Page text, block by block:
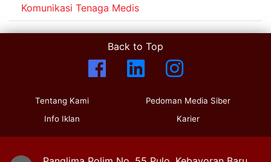
Komunikasi Tenaga Medis
Back to Top
Tentang Kami
Info Iklan
Pedoman Media Siber
Karier